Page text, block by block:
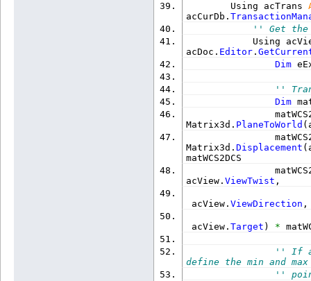
Using acTrans
acCurDb.
'' Get the
Using
acDoc. Editor .
Dim
''
Dim
Matrix3d. PlaneToWorld (
Matrix3d.Displacement (
matWCS2DCS
acView.ViewTwist ,
acView.ViewDirection ,
acView.Target ) *
'' If a
define the min and
''